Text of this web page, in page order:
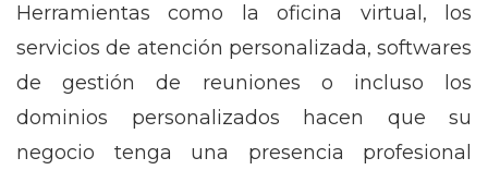
Herramientas como la oficina virtual, los
servicios de atención personalizada, softwares
de gestión de reuniones o incluso los
dominios personalizados hacen que su
negocio tenga una presencia profesional